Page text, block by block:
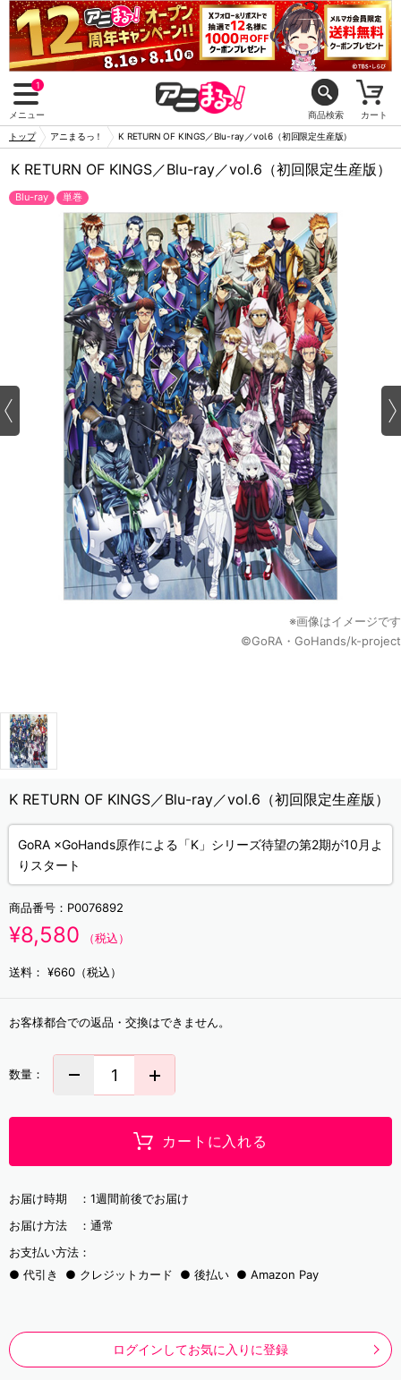
1
メニュー 商品検索 カート
トップ アニまるっ！ K RETURN OF KINGS／Blu-ray／vol.6（初回限定生産版）
K RETURN OF KINGS／Blu-ray／vol.6（初回限定生産版）
Blu-ray 単巻
※画像はイメージです
©GoRA・GoHands/k-project
K RETURN OF KINGS／Blu-ray／vol.6（初回限定生産版）
GoRA ×GoHands原作による「K」シリーズ待望の第2期が10月よ
りスタート
商品番号： P0076892
¥8,580 （税込）
送料： ¥660（税込）
お客様都合での返品・交換はできません。
数量：
カートに入れる
お届け時期 ： 1週間前後でお届け
お届け方法 ： 通常
お支払い方法：
代引き
クレジットカード 後払い Amazon Pay
ログインしてお気に入りに登録